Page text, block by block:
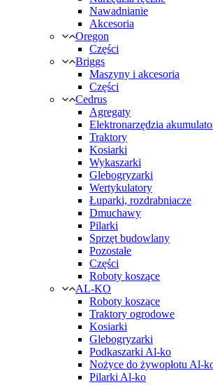
Nawadnianie
Akcesoria
Oregon
Części
Briggs
Maszyny i akcesoria
Części
Cedrus
Agregaty
Elektronarzędzia
Traktory
Kosiarki
Wykaszarki
Glebogryzarki
Wertykulatory
Łuparki, rozdrabniacze
Dmuchawy
Pilarki
Sprzęt budowlany
Pozostałe
Części
Roboty koszące
AL-KO
Roboty koszące
Traktory ogrodowe
Kosiarki
Glebogryzarki
Podkaszarki Al-ko
Nożyce do żywopłotu Al-
Pilarki Al-ko